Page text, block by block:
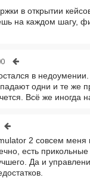
в открытии
на каждом шагу,
в
одни и те же
Всё же иногда
2 совсем
есть
Да и